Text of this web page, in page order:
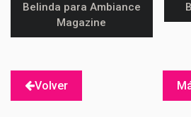
Belinda para Ambiance
Magazine
Volver